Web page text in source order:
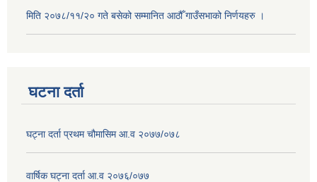
मिति २०७८/११/२० गते बसेको सम्मानित आठौँ गाउँसभाको निर्णयहरु ।
घटना दर्ता
घट्ना दर्ता प्रथम चौमासिम आ.व २०७७/०७८
वार्षिक घट्ना दर्ता आ.व २०७६/०७७